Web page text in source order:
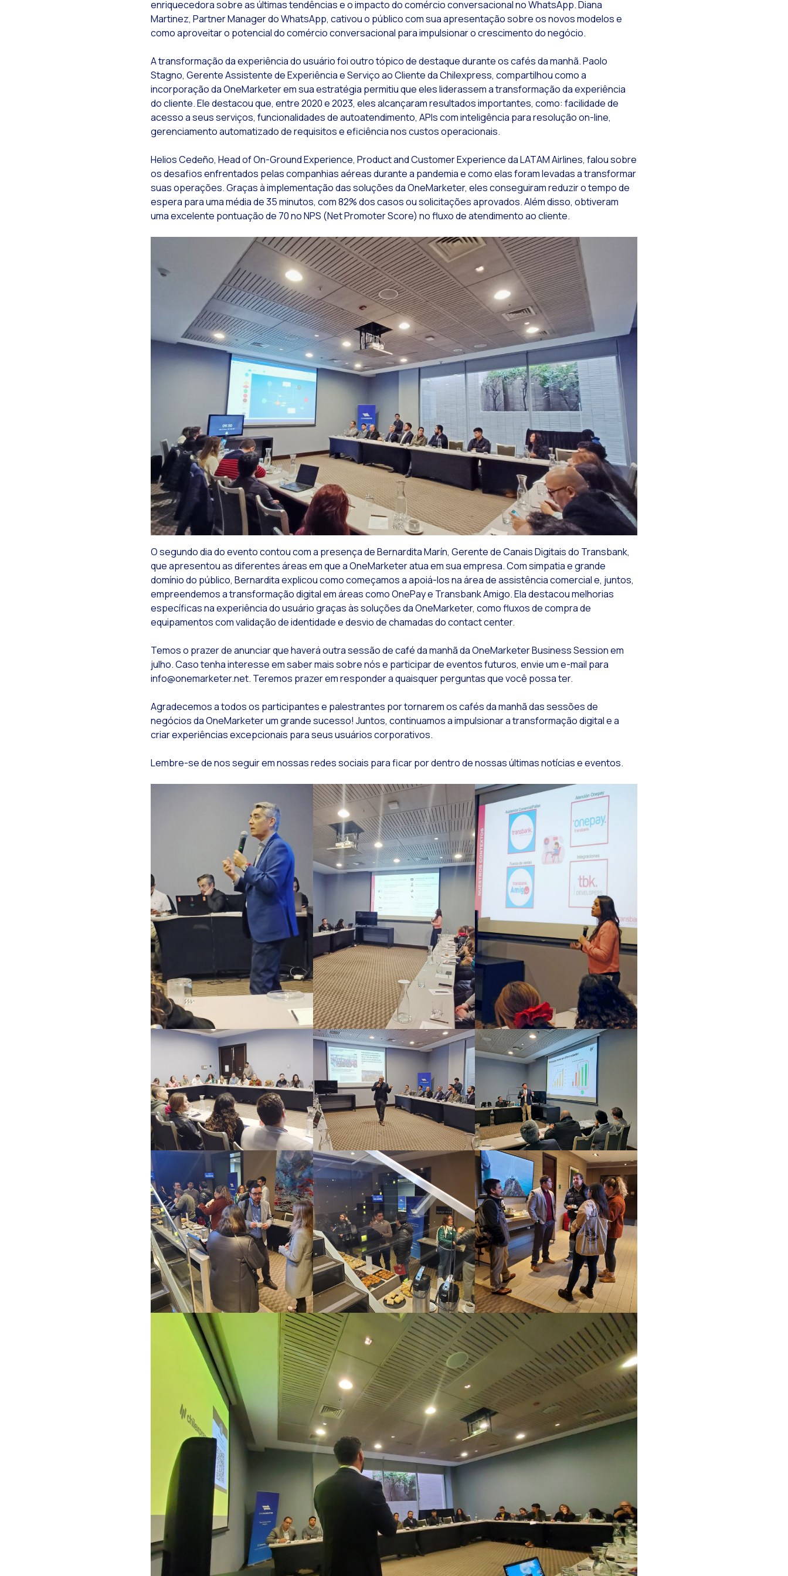
Inteligência Artificial Generativa: Sessão de Negócios da OneMarketer
Leer noticia
O ecossistema de Inteligência Artificial Generativa se fortalece: O Google apresenta o Gemini
Leer noticia
Setor financeiro: Indicadores que não podem faltar
Leer noticia
Gerando maior credibilidade no canal digital na venda de produtos financeiros
Leer noticia
Atendimento ao cliente: Inovações para simplificar as apólices e os seguros
Leer noticia
Comércio conversacional: Medindo o sucesso no setor bancário
Leer noticia
Transformando seus negócios com bots de conversação e inteligência artificial
Leer noticia
Como digitalizar sua equipe de vendas em 2024
Leer noticia
Novas tecnologias como facilitadoras da jornada do cliente
Leer noticia
Leads na mira da Meta
Qual é a importância da segurança cibernética?
Leer noticia
Como melhorar a taxa de contatos com seus consumidores?
Leer noticia
Desafios para o comércio eletrônico em 2024
Leer noticia
Inteligência Artificial: essa é a hora de aderir
Leer noticia
Automatize a confirmação de agendamento: uma solução eficiente e econômica para sua empresa
Leer noticia
Gerenciamento interativo com o Social CX: Aproveite os recursos adicionais do WhatsApp
Leer noticia
Agora você pode oferecer reservas ou compras de serviços no WhatsApp. Você sabe como?
Leer noticia
Maximize suas vendas nesta temporada de festas diretamente no WhatsApp
Leer noticia
Inovando a experiência de cobrança e pagamento do WhatsApp
Leer noticia
Simplifique os onboardings com o WhatsAppSimplifique os onboardings
Leer noticia
Aproximar empresas e usuários por meio de modelos ‘Utility’ no WhatsApp com o Reach & Engage.
Leer noticia
OneMarketer Business Session: Unlocking Business Transformation
Leer noticia
Recuperação de vendas abandonadas: A importância do remarketing e como aproveitá-lo
Leer noticia
Bots, IA e ReCarting para aumentar suas conversões
Leer noticia
Otimize o atendimento ao cliente em seu site com a evolução do LiveChat
Leer noticia
Fluxos do WhatsApp: Novos recursos para melhorar a experiência do usuário
Leer noticia
Seasonalities: potencializando suas campanhas do Facebook Ads com o WhatsApp
Leer noticia
Mobilidade aplicada à operação do contact center: Social CX App
Leer noticia
O novo ponto de encontro entre a empresa e seus clientes
Leer noticia
Rastreabilidade da interação: o poder de conhecer seus usuários
Leer noticia
Estar à frente das grandes sazonalidades comerciais é fundamental para sua empresa
Leer noticia
Tornar os fluxos automatizados mais flexíveis é uma oportunidade em suas interações
Leer noticia
Humanização das interações com bots: chave para o sucesso na era digital
Leer noticia
CX social: A solução multicanal para expandir e melhorar o atendimento ao cliente
Leer noticia
​​Catálogo segmentado de vários produtos no WhatsApp
Leer noticia
OneCommerce, seu e-commerce no WhatsApp. Caso de sucesso: L’Oréal
Leer noticia
Somos Business Partner do Google e estas são nossas soluções
Leer noticia
Você conhece o potencial do ChatGPT para seu Comércio Conversacional?
Leer noticia
Aumentando a satisfação e lealdade do cliente
Leer noticia
Validação biométrica: Um impacto positivo nas empresas
Leer noticia
enriquecedora sobre as últimas tendências e o impacto do comércio conversacional no WhatsApp. Diana
Martinez, Partner Manager do WhatsApp, cativou o público com sua apresentação sobre os novos modelos e
como aproveitar o potencial do comércio conversacional para impulsionar o crescimento do negócio.
A transformação da experiência do usuário foi outro tópico de destaque durante os cafés da manhã. Paolo
Stagno, Gerente Assistente de Experiência e Serviço ao Cliente da Chilexpress, compartilhou como a
incorporação da OneMarketer em sua estratégia permitiu que eles liderassem a transformação da experiência
do cliente. Ele destacou que, entre 2020 e 2023, eles alcançaram resultados importantes, como: facilidade de
acesso a seus serviços, funcionalidades de autoatendimento, APIs com inteligência para resolução on-line,
gerenciamento automatizado de requisitos e eficiência nos custos operacionais.
Helios Cedeño, Head of On-Ground Experience, Product and Customer Experience da LATAM Airlines, falou sobre
os desafios enfrentados pelas companhias aéreas durante a pandemia e como elas foram levadas a transformar
suas operações. Graças à implementação das soluções da OneMarketer, eles conseguiram reduzir o tempo de
espera para uma média de 35 minutos, com 82% dos casos ou solicitações aprovados. Além disso, obtiveram
uma excelente pontuação de 70 no NPS (Net Promoter Score) no fluxo de atendimento ao cliente.
O segundo dia do evento contou com a presença de Bernardita Marín, Gerente de Canais Digitais do Transbank,
que apresentou as diferentes áreas em que a OneMarketer atua em sua empresa. Com simpatia e grande
domínio do público, Bernardita explicou como começamos a apoiá-los na área de assistência comercial e, juntos,
empreendemos a transformação digital em áreas como OnePay e Transbank Amigo. Ela destacou melhorias
específicas na experiência do usuário graças às soluções da OneMarketer, como fluxos de compra de
equipamentos com validação de identidade e desvio de chamadas do contact center.
Temos o prazer de anunciar que haverá outra sessão de café da manhã da OneMarketer Business Session em
julho. Caso tenha interesse em saber mais sobre nós e participar de eventos futuros, envie um e-mail para
info@onemarketer.net. Teremos prazer em responder a quaisquer perguntas que você possa ter.
Agradecemos a todos os participantes e palestrantes por tornarem os cafés da manhã das sessões de
negócios da OneMarketer um grande sucesso! Juntos, continuamos a impulsionar a transformação digital e a
criar experiências excepcionais para seus usuários corporativos.
Lembre-se de nos seguir em nossas redes sociais para ficar por dentro de nossas últimas notícias e eventos.